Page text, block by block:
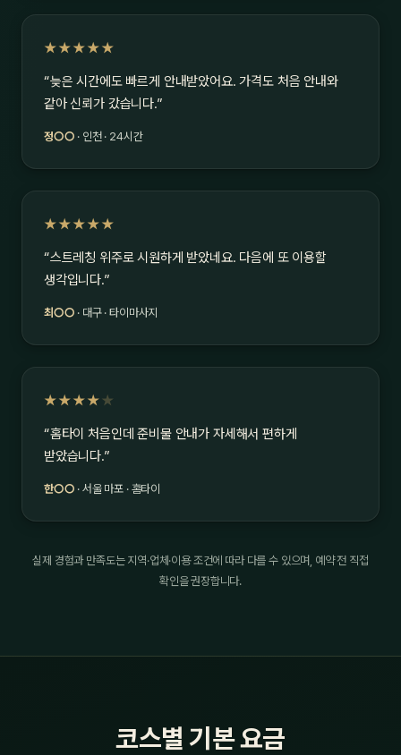
★★★★★
“늦은 시간에도 빠르게 안내받았어요. 가격도 처음 안내와
같아 신뢰가 갔습니다.”
정○○ · 인천 · 24시간
★★★★★
“스트레칭 위주로 시원하게 받았네요. 다음에 또 이용할
생각입니다.”
최○○ · 대구 · 타이마사지
★★★★ ★
“홈타이 처음인데 준비물 안내가 자세해서 편하게
받았습니다.”
한○○ · 서울 마포 · 홈타이
실제 경험과 만족도는 지역·업체·이용 조건에 따라 다를 수 있으며, 예약 전 직접
확인을 권장합니다.
코스별 기본 요금